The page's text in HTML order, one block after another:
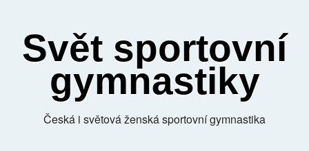
Svět sportovní
gymnastiky
Česká i světová ženská sportovní gymnastika